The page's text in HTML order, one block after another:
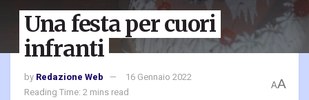
Una festa per cuori
infranti
by Redazione Web
16 Gennaio 2022
Reading Time: 2 mins read
AA